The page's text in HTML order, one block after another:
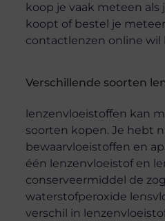
koop je vaak meteen als
koopt of bestel je
contactlenzen online wil
Verschillende soorten
lenzenvloeistoffen kan
soorten kopen. Je hebt
bewaarvloeistoffen en
één lenzenvloeistof en
conserveermiddel de
waterstofperoxide
verschil in